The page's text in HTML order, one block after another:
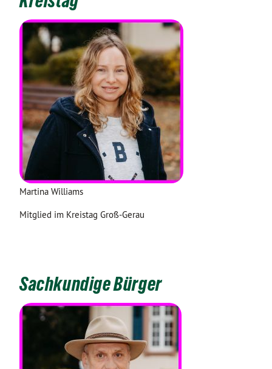
Martina Williams
Mitglied im Kreistag Groß-Gerau
Sachkundige Bürger